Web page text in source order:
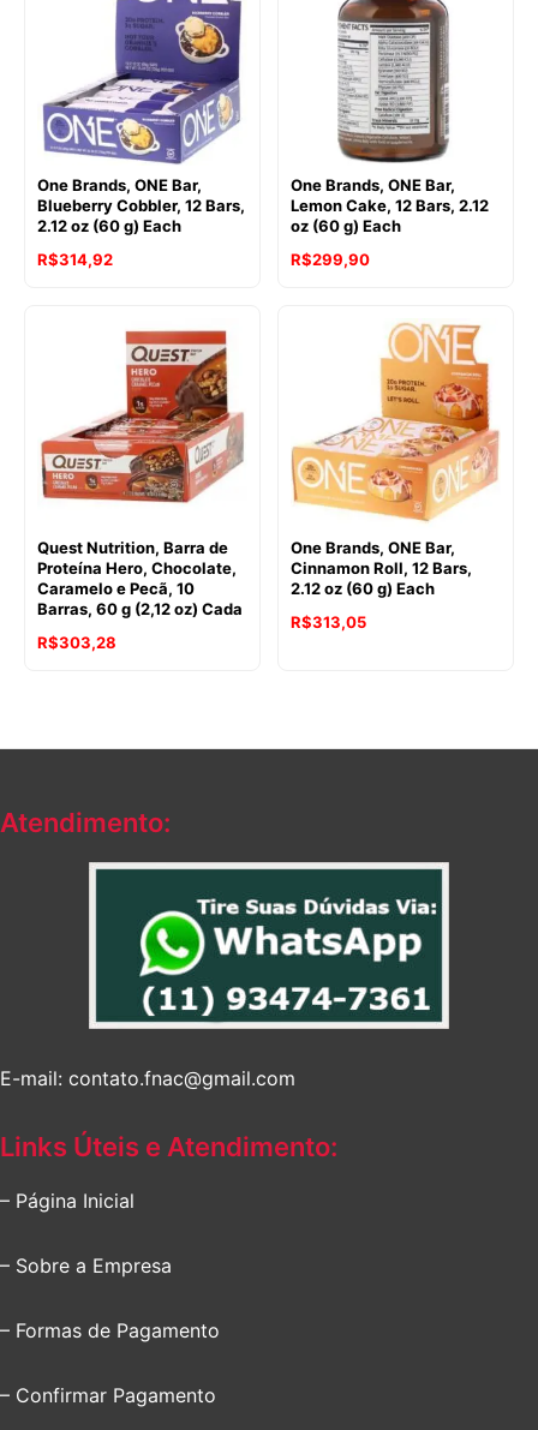
One Brands, ONE Bar,
Blueberry Cobbler, 12 Bars,
2.12 oz (60 g) Each
R$314,92
One Brands, ONE Bar,
Lemon Cake, 12 Bars, 2.12
oz (60 g) Each
R$299,90
Quest Nutrition, Barra de
Proteína Hero, Chocolate,
Caramelo e Pecã, 10
Barras, 60 g (2,12 oz) Cada
R$303,28
One Brands, ONE Bar,
Cinnamon Roll, 12 Bars,
2.12 oz (60 g) Each
R$313,05
Atendimento:
E-mail: contato.fnac@gmail.com
Links Úteis e Atendimento:
– Página Inicial
– Sobre a Empresa
– Formas de Pagamento
– Confirmar Pagamento